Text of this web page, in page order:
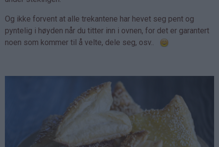
Og ikke forvent at alle trekantene har hevet seg pent og
pyntelig i høyden når du titter inn i ovnen, for det er garantert
noen som kommer til å velte, dele seg, osv..